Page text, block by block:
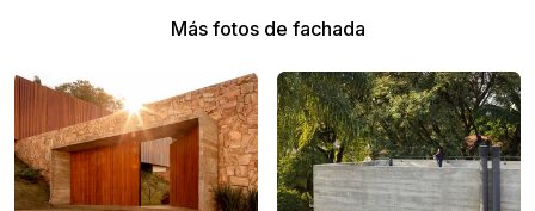
Más fotos de fachada